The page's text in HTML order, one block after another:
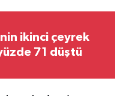
ikinci çeyrek
71 düştü